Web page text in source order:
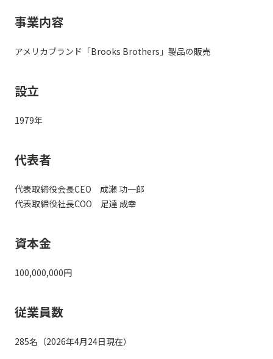
事業内容
アメリカブランド「Brooks Brothers」製品の販売
設立
1979年
代表者
代表取締役会長CEO 成瀬 功一郎
代表取締役社長COO 足達 成幸
資本金
100,000,000円
従業員数
285名（2026年4月24日現在）